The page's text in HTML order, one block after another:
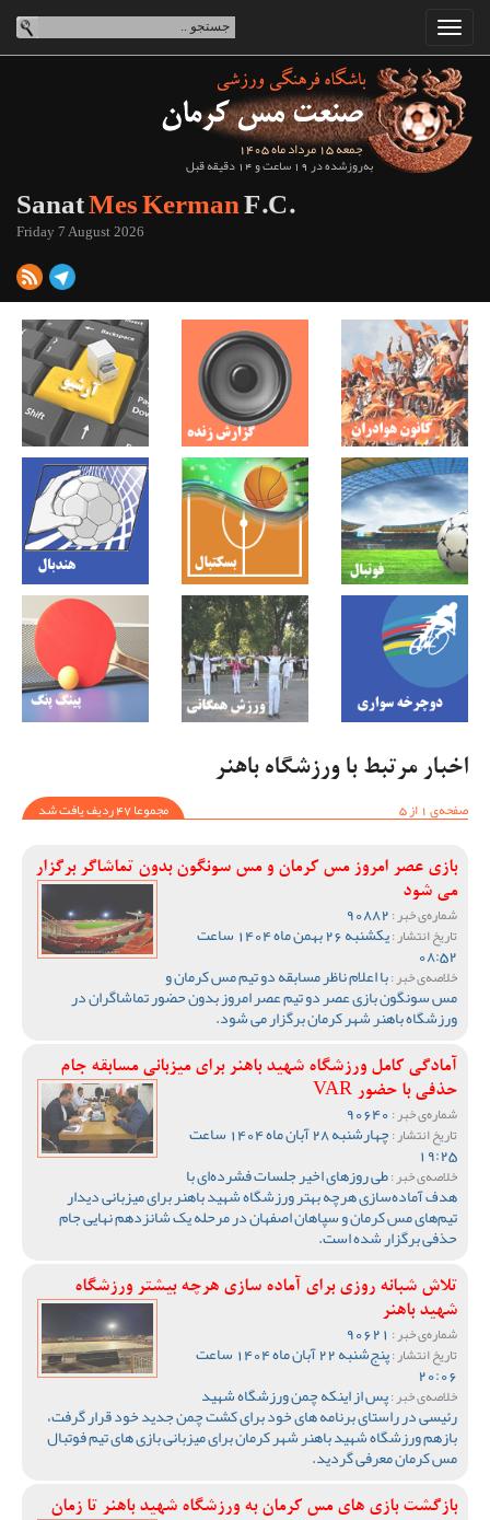
جمعه 15 مرداد ماه 1405
به‌روزشده در 19 ساعت و 14 دقیقه قبل
SanatMes KermanF.C.
Friday 7 August 2026
اخبار مرتبط با ورزشگاه باهنر
صفحه‌ی 1 از 5
مجموعا 47 ردیف یافت شد
بازی عصر امروز مس کرمان و مس سونگون بدون تماشاگر برگزار
می شود
شماره‌ی خبر :
تاریخ انتشار : یکشنبه 26 بهمن ماه 1404 ساعت
08:52
خلاصه‌ی خبر :با اعلام ناظر مسابقه دو تیم مس کرمان و
مس سونگون بازی عصر دو تیم عصر امروز بدون حضور تماشاگران در
ورزشگاه باهنر شهر کرمان برگزار می شود.
آمادگی کامل ورزشگاه شهید باهنر برای میزبانی مسابقه جام
حذفی با حضور VAR
شماره‌ی خبر :
تاریخ انتشار : چهارشنبه 28 آبان ماه 1404 ساعت
19:25
خلاصه‌ی خبر :طی روزهای اخیر جلسات فشرده‌ای با
هدف آماده‌سازی هرچه بهتر ورزشگاه شهید باهنر برای میزبانی دیدار
تیم‌های مس کرمان و سپاهان اصفهان در مرحله یک‌ شانزدهم نهایی جام
حذفی برگزار شده است.
تلاش شبانه روزی برای آماده سازی هرچه بیشتر ورزشگاه
شهید باهنر
شماره‌ی خبر :
تاریخ انتشار : پنج‌شنبه 22 آبان ماه 1404 ساعت
20:06
خلاصه‌ی خبر :پس از اینکه چمن ورزشگاه شهید
رئیسی در راستای برنامه های خود برای کشت چمن جدید خود قرار گرفت،
بازهم ورزشگاه شهید باهنر شهر کرمان برای میزبانی بازی های تیم فوتبال
مس کرمان معرفی گردید.
بازگشت بازی های مس کرمان به ورزشگاه شهید باهنر تا زمان